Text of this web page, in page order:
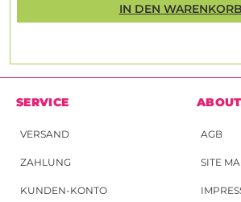
IN DEN WARENKORB
SERVICE
VERSAND
ZAHLUNG
KUNDEN-KONTO
AGB
SITE